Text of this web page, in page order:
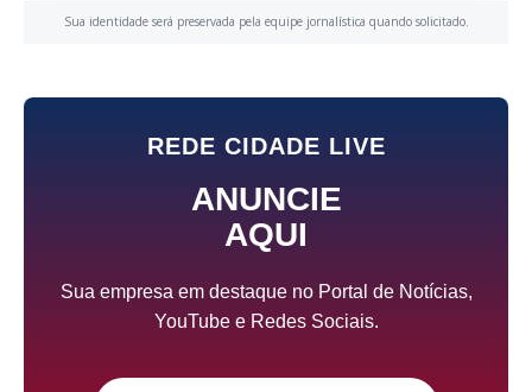
Sua identidade será preservada pela equipe jornalística quando solicitado.
REDE CIDADE LIVE
ANUNCIE
AQUI
Sua empresa em destaque no Portal de Notícias,
YouTube e Redes Sociais.